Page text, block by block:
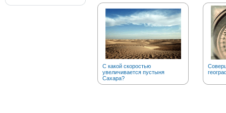
С какой скоростью
увеличивается пустыня
Сахара?